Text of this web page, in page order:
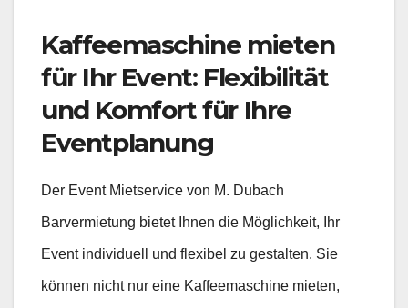
Kaffeemaschine mieten
für Ihr Event: Flexibilität
und Komfort für Ihre
Eventplanung
Der Event Mietservice von M. Dubach
Barvermietung bietet Ihnen die Möglichkeit, Ihr
Event individuell und flexibel zu gestalten. Sie
können nicht nur eine Kaffeemaschine mieten,